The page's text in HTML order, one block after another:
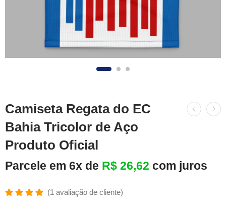
Camiseta Regata do EC
Bahia Tricolor de Aço
Produto Oficial
Parcele em 6x de R$ 26,62 com juros
(1 avaliação de cliente)